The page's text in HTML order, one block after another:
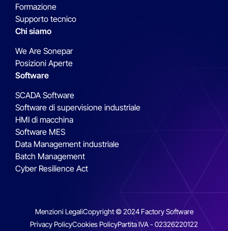
Formazione
Supporto tecnico
Chi siamo
We Are Sonepar
Posizioni Aperte
Software
SCADA Software
Software di supervisione industriale
HMI di macchina
Software MES
Data Management industriale
Batch Management
Cyber Resilience Act
Menzioni LegaliCopyright © 2024 Factory Software
Privacy PolicyCookies PolicyPartita IVA - 02326220122